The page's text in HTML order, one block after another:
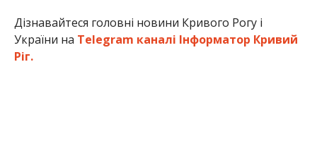
Дізнавайтеся головні новини Кривого Рогу і
України на Telegram каналі Інформатор Кривий
Ріг.